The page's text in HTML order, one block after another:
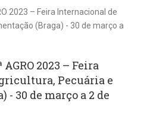
2023 – Feira
Pecuária e
30 de março a 2 de